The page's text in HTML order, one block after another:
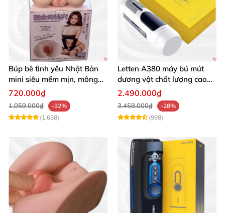
Búp bê tình yêu Nhật Bản
mini siêu mềm mịn, mông
tròn quyến rũ
720.000₫
1.059.000₫
-32%
(1,638)
Letten A380 máy bú mút
dương vật chất lượng cao
giá tốt
2.490.000₫
3.458.000₫
-28%
(998)